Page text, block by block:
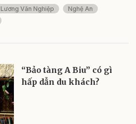
Lương Văn Nghiệp
Nghệ An
“Bảo tàng A Biu” có gì
hấp dẫn du khách?